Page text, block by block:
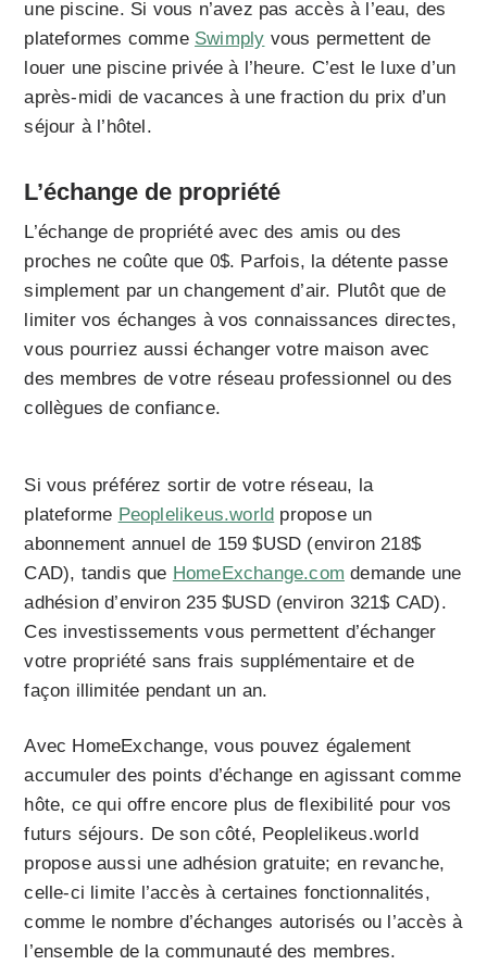
une piscine. Si vous n’avez pas accès à l’eau, des
plateformes comme Swimply vous permettent de
louer une piscine privée à l’heure. C’est le luxe d’un
après-midi de vacances à une fraction du prix d’un
séjour à l’hôtel.
L’échange de propriété
L’échange de propriété avec des amis ou des
proches ne coûte que 0$. Parfois, la détente passe
simplement par un changement d’air. Plutôt que de
limiter vos échanges à vos connaissances directes,
vous pourriez aussi échanger votre maison avec
des membres de votre réseau professionnel ou des
collègues de confiance.
Si vous préférez sortir de votre réseau, la
plateforme Peoplelikeus.world propose un
abonnement annuel de 159 $USD (environ 218$
CAD), tandis que HomeExchange.com demande une
adhésion d’environ 235 $USD (environ 321$ CAD).
Ces investissements vous permettent d’échanger
votre propriété sans frais supplémentaire et de
façon illimitée pendant un an.
Avec HomeExchange, vous pouvez également
accumuler des points d’échange en agissant comme
hôte, ce qui offre encore plus de flexibilité pour vos
futurs séjours. De son côté, Peoplelikeus.world
propose aussi une adhésion gratuite; en revanche,
celle-ci limite l’accès à certaines fonctionnalités,
comme le nombre d’échanges autorisés ou l’accès à
l’ensemble de la communauté des membres.